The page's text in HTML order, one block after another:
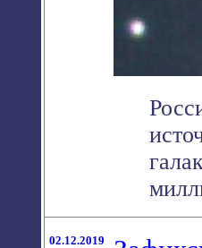
02.12.2019